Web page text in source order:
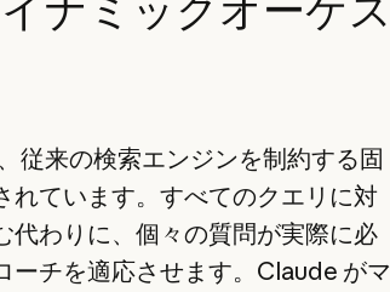
従来の検索エンジンを制約する固
れています。すべてのクエリに対
代わりに、個々の質問が実際に必
ーチを適応させます。Claude がマ